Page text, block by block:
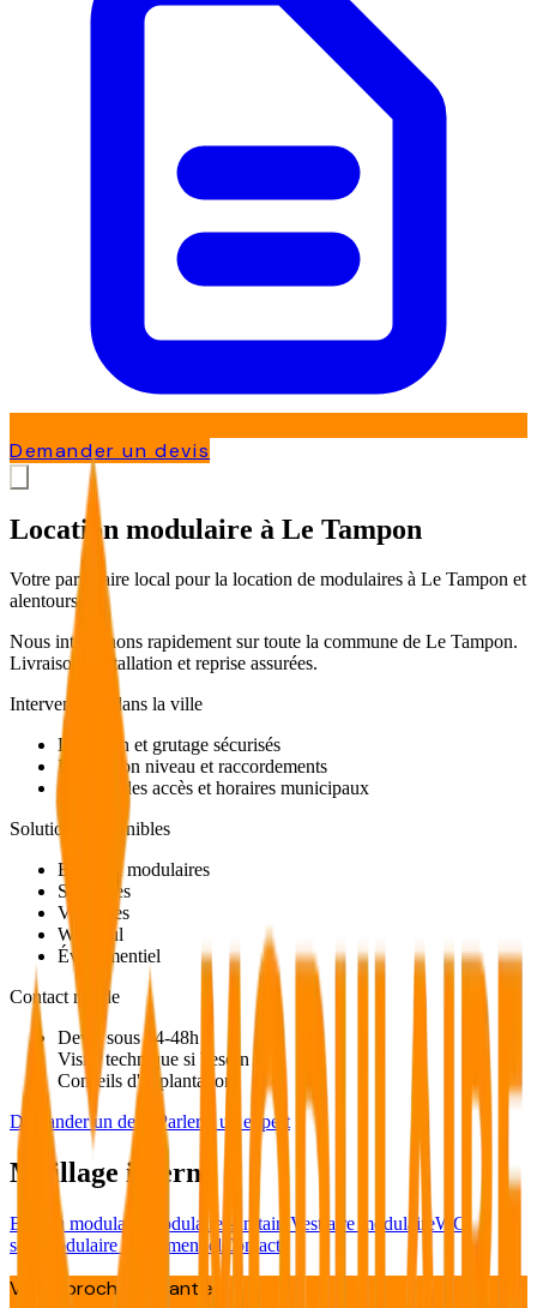
Demander un devis
Location modulaire à Le Tampon
Votre partenaire local pour la location de modulaires à Le Tampon et
alentours.
Nous intervenons rapidement sur toute la commune de Le Tampon.
Livraison, installation et reprise assurées.
Interventions dans la ville
Livraison et grutage sécurisés
Installation niveau et raccordements
Respect des accès et horaires municipaux
Solutions disponibles
Bureaux modulaires
Sanitaires
Vestiaires
WC seul
Événementiel
Contact rapide
Devis sous 24-48h
Visite technique si besoin
Conseils d'implantation
Demander un devis
Parler à un expert
Maillage interne
Bureau modulaire Modulaire sanitaire Vestiaire modulaireWC
seul
Modulaire événementielContact
Votre prochain chantier